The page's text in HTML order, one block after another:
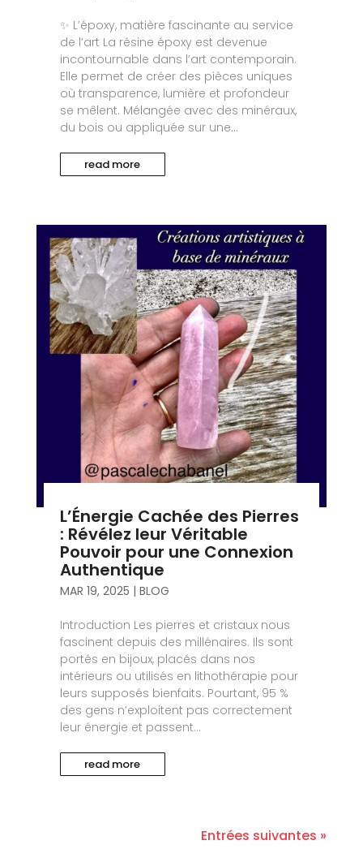
✨ L’époxy, matière fascinante au service
de l’art La résine époxy est devenue
incontournable dans l’art contemporain.
Elle permet de créer des pièces uniques
où transparence, lumière et profondeur
se mêlent. Mélangée avec des minéraux,
du bois ou appliquée sur une...
read more
L’Énergie Cachée des Pierres
: Révélez leur Véritable
Pouvoir pour une Connexion
Authentique
MAR 19, 2025 | BLOG
Introduction Les pierres et cristaux nous
fascinent depuis des millénaires. Ils sont
portés en bijoux, placés dans nos
intérieurs ou utilisés en lithothérapie pour
leurs supposés bienfaits. Pourtant, 95 %
des gens n’exploitent pas correctement
leur énergie et passent...
read more
Entrées suivantes »